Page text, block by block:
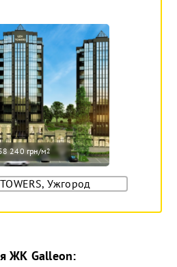
240 грн/м2
Ужгород
ЖК Galleon: